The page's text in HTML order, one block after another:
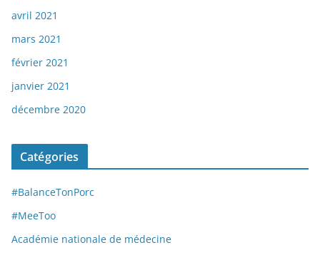
avril 2021
mars 2021
février 2021
janvier 2021
décembre 2020
Catégories
#BalanceTonPorc
#MeeToo
Académie nationale de médecine